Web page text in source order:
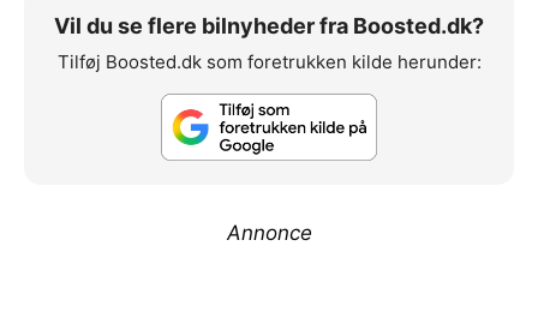
Vil du se flere bilnyheder fra Boosted.dk?
Tilføj Boosted.dk som foretrukken kilde herunder:
Annonce